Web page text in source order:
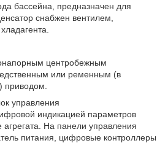
бассейна, предназначен для
снабжен вентилем,
центробежным
или ременным (в
приводом.
управления
индикацией параметров
агрегата. На панели управления
питания, цифровые контроллеры